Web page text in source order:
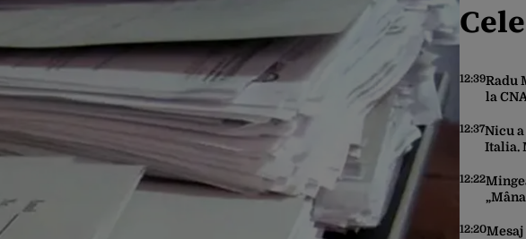
12:39Radu
la
12:37Nicu
Italia.
12:22
12:20